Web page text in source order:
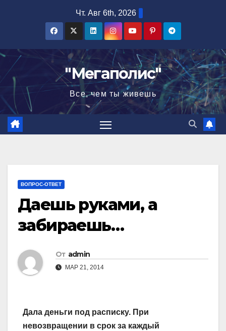
Чт. Авг 6th, 2026
"Мегаполис"
Все, чем ты живешь
ВОПРОС-ОТВЕТ
Даешь руками, а
забираешь…
От admin
МАР 21, 2014
Дала деньги под расписку. При
невозвращении в срок за каждый